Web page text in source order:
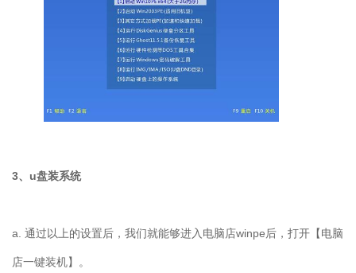
3、u盘装系统
a. 通过以上的设置后，我们就能够进入电脑店winpe后，打开【电脑
店一键装机】。